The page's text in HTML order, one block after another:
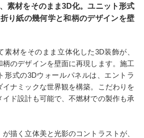
設計士インタビュー
販売・施工代理店募集
素材をそのまま3D化。ユニット形式
り紙の幾何学と和柄のデザインを壁
素材をそのまま立体化した3D装飾が、
のデザインを壁面に再現します。施工
形式の3Dウォールパネルは、エントラ
イナミックな世界観を構築。こだわりを
イド設計も可能で、不燃材での製作も承
描く立体美と光影のコントラストが、